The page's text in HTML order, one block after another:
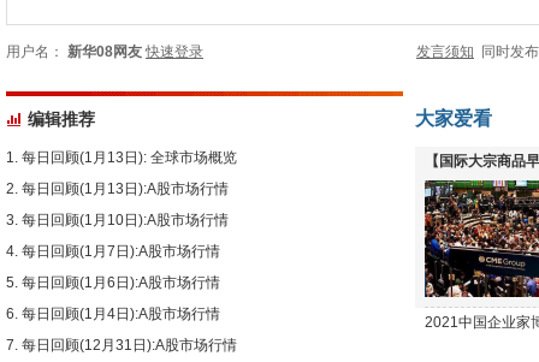
用户名： 新华08网友 快速登录 发言须知 同时发
编辑推荐
每日回顾(1月13日): 全球市场概览
每日回顾(1月13日):A股市场行情
每日回顾(1月10日):A股市场行情
每日回顾(1月7日):A股市场行情
每日回顾(1月6日):A股市场行情
每日回顾(1月4日):A股市场行情
每日回顾(12月31日):A股市场行情
大家爱看
【国际大宗商品
下跌
2021中国企业家